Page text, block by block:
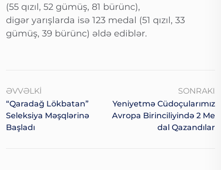
(55 qızıl, 52 gümüş, 81 bürünc),
digər yarışlarda isə 123 medal (51 qızıl, 33
gümüş, 39 bürünc) əldə ediblər.
ƏVVƏLKI
“Qaradağ Lökbatan”
Seleksiya Məşqlərinə
Başladı
SONRAKI
Yeniyetmə Cüdoçularımız
Avropa Birinciliyində 2 Me
Dal Qazandılar